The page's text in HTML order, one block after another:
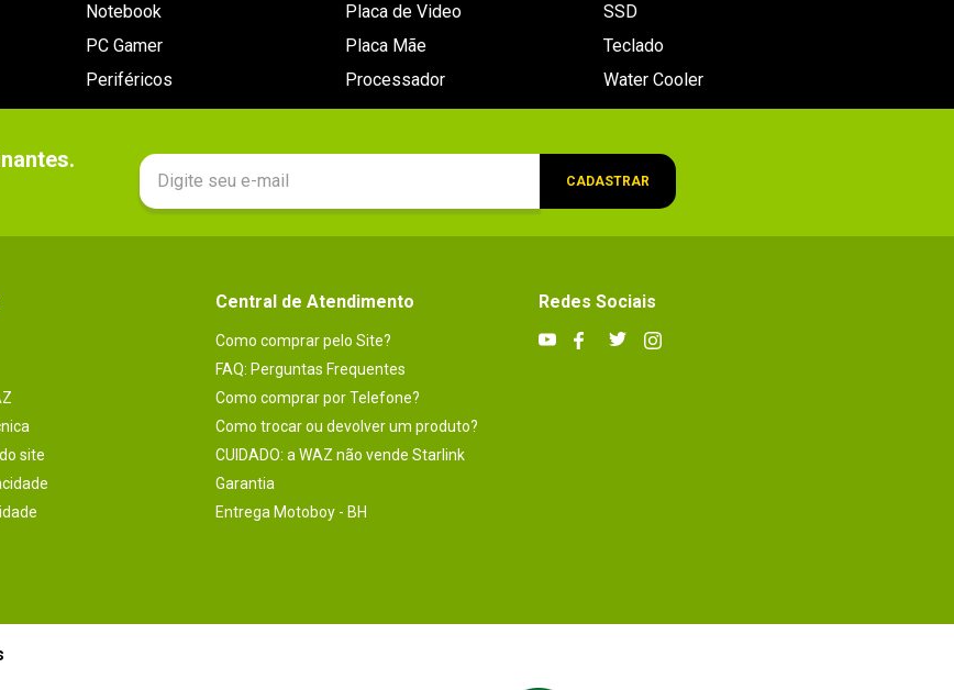
Notebook
PC Gamer
Periféricos
Placa de Video
Placa Mãe
Processador
SSD
Teclado
Water Cooler
CADASTRAR
site
Central de Atendimento
Como comprar pelo Site?
FAQ: Perguntas Frequentes
Como comprar por Telefone?
Como trocar ou devolver um produto?
CUIDADO: a WAZ não vende Starlink
Garantia
Entrega Motoboy - BH
Redes Sociais